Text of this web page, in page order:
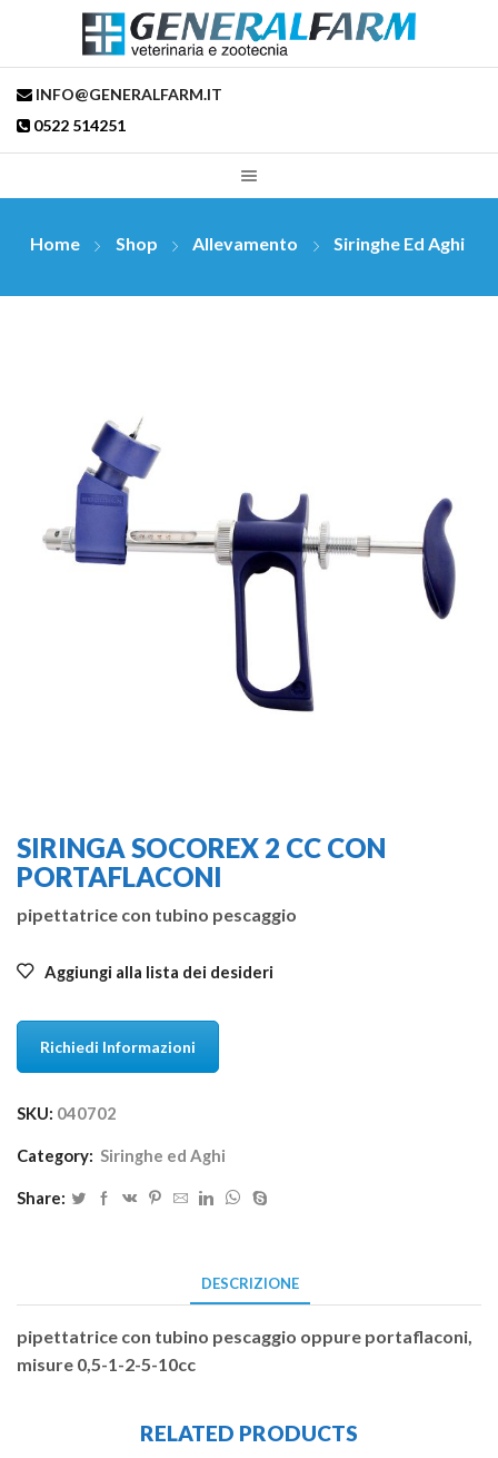
INFO@GENERALFARM.IT
0522 514251
Home Shop Allevamento Siringhe Ed Aghi
SIRINGA SOCOREX 2 CC CON
PORTAFLACONI
pipettatrice con tubino pescaggio
Aggiungi alla lista dei desideri
Richiedi Informazioni
SKU: 040702
Category: Siringhe ed Aghi
Share:
DESCRIZIONE
pipettatrice con tubino pescaggio oppure portaflaconi,
misure 0,5-1-2-5-10cc
RELATED PRODUCTS